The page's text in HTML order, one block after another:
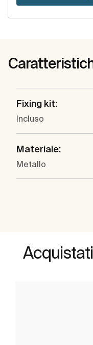
Fixing kit:
Incluso
Materiale:
Metallo